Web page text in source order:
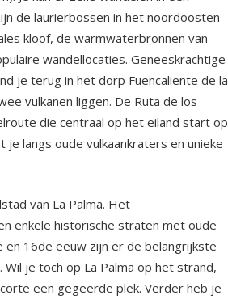
de laurierbossen in het noordoosten
kloof, de warmwaterbronnen van
wandellocaties. Geneeskrachtige
je terug in het dorp Fuencaliente de la
vulkanen liggen. De Ruta de los
die centraal op het eiland start op
langs oude vulkaankraters en unieke
van La Palma. Het
enkele historische straten met oude
en 16de eeuw zijn er de belangrijkste
je toch op La Palma op het strand,
een gegeerde plek. Verder heb je